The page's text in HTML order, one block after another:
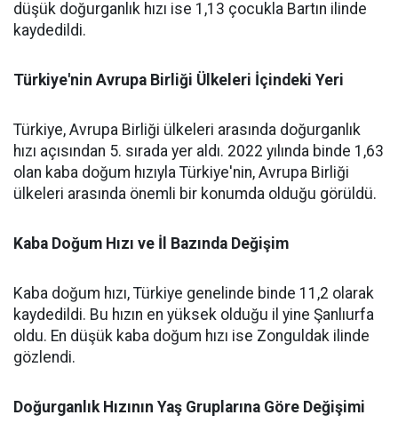
düşük doğurganlık hızı ise 1,13 çocukla Bartın ilinde
kaydedildi.
Türkiye'nin Avrupa Birliği Ülkeleri İçindeki Yeri
Türkiye, Avrupa Birliği ülkeleri arasında doğurganlık
hızı açısından 5. sırada yer aldı. 2022 yılında binde 1,63
olan kaba doğum hızıyla Türkiye'nin, Avrupa Birliği
ülkeleri arasında önemli bir konumda olduğu görüldü.
Kaba Doğum Hızı ve İl Bazında Değişim
Kaba doğum hızı, Türkiye genelinde binde 11,2 olarak
kaydedildi. Bu hızın en yüksek olduğu il yine Şanlıurfa
oldu. En düşük kaba doğum hızı ise Zonguldak ilinde
gözlendi.
Doğurganlık Hızının Yaş Gruplarına Göre Değişimi